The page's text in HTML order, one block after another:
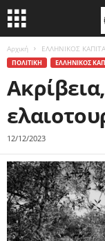
Αρχική ΕΛΛΗΝΙΚΟΣ
ΠΟΛΙΤΙΚΗ ΕΛΛΗΝΙΚΟΣ
12/12/2023